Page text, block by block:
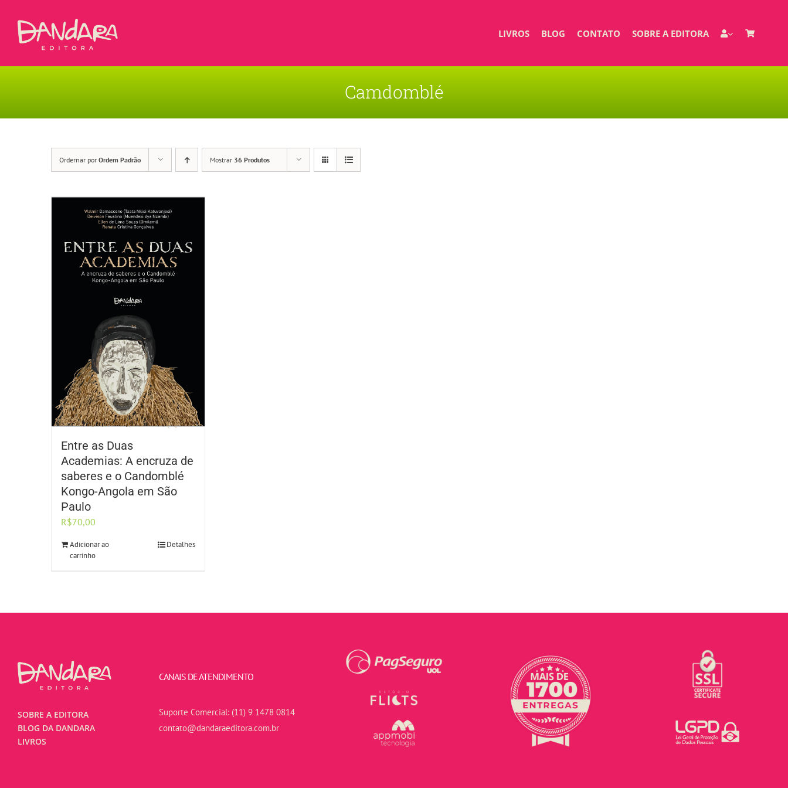
LIVROS BLOG CONTATO SOBRE A EDITORA
Camdomblé
Ordernar por Ordem Padrão Mostrar 36 Produtos
Entre as Duas
Academias: A encruza de
saberes e o Candomblé
Kongo-Angola em São
Paulo
R$70,00
Adicionar ao
carrinho
Detalhes
SOBRE A EDITORA
BLOG DA DANDARA
LIVROS
CANAIS DE ATENDIMENTO
Suporte Comercial: (11) 9 1478 0814
contato@dandaraeditora.com.br